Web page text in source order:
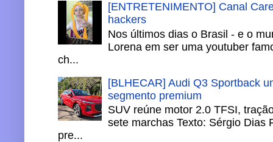
[ENTRETENIMENTO] Canal
hackers
Nos últimos dias o Brasil - e o
Lorena em ser uma youtuber
ch...
[BLHECAR] Audi Q3 Sportback
segmento premium
SUV reúne motor 2.0 TFSI,
sete marchas Texto: Sérgio Dias
pre...